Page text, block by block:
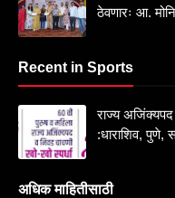
ठेवणारः आ.
Recent in Sports
राज्य
:धाराशिव, पुणे,
अधिक माहितीसाठी